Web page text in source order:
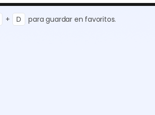
+ D para guardar en favoritos.